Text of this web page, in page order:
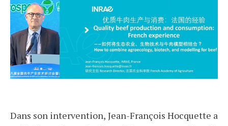
Dans son intervention, Jean-François Hocquette a